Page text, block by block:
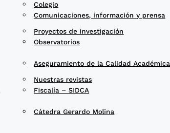
Comunicaciones, información y prensa
Aseguramiento de la Calidad Académica
Cátedra Gerardo Molina
Colegio
Observatorios
Fiscalía – SIDCA
Proyectos de investigación
Nuestras revistas